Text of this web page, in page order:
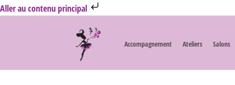
Aller au contenu principal
Accompagnement Ateliers Salons